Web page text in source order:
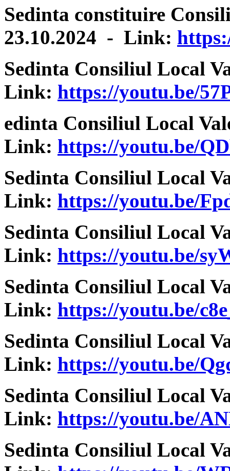
Sedinta constituire
23.10.2024 - Link:
Sedinta Consiliul Local
Link: https://youtu.be/
edinta Consiliul Local
Link: https://youtu.be/
Sedinta Consiliul Local
Link: https://youtu.be/
Sedinta Consiliul Local
Link: https://youtu.be/
Sedinta Consiliul Local
Link: https://youtu.be/
Sedinta Consiliul Local
Link: https://youtu.be/
Sedinta Consiliul Local
Link: https://youtu.be/
Sedinta Consiliul Local